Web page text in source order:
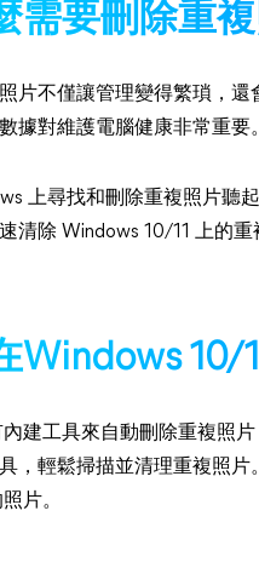
需要刪除重複
片不僅讓管理變得繁瑣，還
據對維護電腦健康非常重要。
上尋找和刪除重複照片聽
清除 Windows 10/11 上的重
Windows 10/
內建工具來自動刪除重複照
，輕鬆掃描並清理重複照
片。